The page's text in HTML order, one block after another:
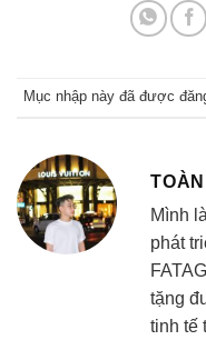
Mục nhập này đã được
Mình
phát
tặng
tinh tế